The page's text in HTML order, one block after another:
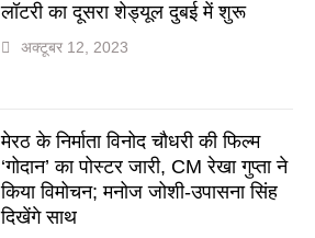
लॉटरी का दूसरा शेड्यूल दुबई में शुरू
अक्टूबर 12, 2023
मेरठ के निर्माता विनोद चौधरी की फिल्म
‘गोदान’ का पोस्टर जारी, CM रेखा गुप्ता ने
किया विमोचन; मनोज जोशी-उपासना सिंह
दिखेंगे साथ